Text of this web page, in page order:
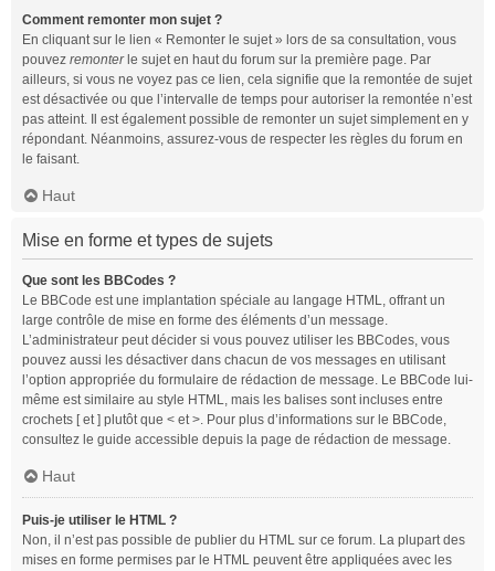
Comment remonter mon sujet ?
En cliquant sur le lien « Remonter le sujet » lors de sa consultation, vous
pouvez remonterle sujet en haut du forum sur la première page. Par
ailleurs, si vous ne voyez pas ce lien, cela signifie que la remontée de sujet
est désactivée ou que l’intervalle de temps pour autoriser la remontée n’est
pas atteint. Il est également possible de remonter un sujet simplement en y
répondant. Néanmoins, assurez-vous de respecter les règles du forum en
le faisant.
Haut
Mise en forme et types de sujets
Que sont les BBCodes ?
Le BBCode est une implantation spéciale au langage HTML, offrant un
large contrôle de mise en forme des éléments d’un message.
L’administrateur peut décider si vous pouvez utiliser les BBCodes, vous
pouvez aussi les désactiver dans chacun de vos messages en utilisant
l’option appropriée du formulaire de rédaction de message. Le BBCode lui-
même est similaire au style HTML, mais les balises sont incluses entre
crochets [ et ] plutôt que < et >. Pour plus d’informations sur le BBCode,
consultez le guide accessible depuis la page de rédaction de message.
Haut
Puis-je utiliser le HTML ?
Non, il n’est pas possible de publier du HTML sur ce forum. La plupart des
mises en forme permises par le HTML peuvent être appliquées avec les